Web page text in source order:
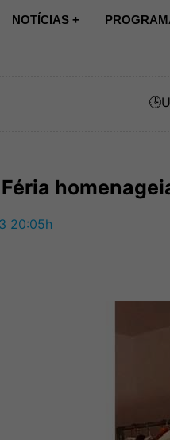
NOTÍCIAS +
🕒
20:05h